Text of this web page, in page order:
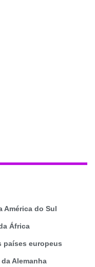
América do Sul
África
países europeus
Alemanha